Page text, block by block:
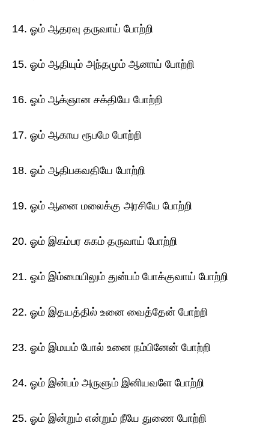
14. ஓம் ஆதரவு தருவாய் போற்றி
15. ஓம் ஆதியும் அந்தமும் ஆனாய் போற்றி
16. ஓம் ஆக்ஞான சக்தியே போற்றி
17. ஓம் ஆகாய ரூபமே போற்றி
18. ஓம் ஆதிபகவதியே போற்றி
19. ஓம் ஆனை மலைக்கு அரசியே போற்றி
20. ஓம் இகம்பர சுகம் தருவாய் போற்றி
21. ஓம் இம்மையிலும் துன்பம் போக்குவாய் போற்றி
22. ஓம் இதயத்தில் உனை வைத்தேன் போற்றி
23. ஓம் இமயம் போல் உனை நம்பினேன் போற்றி
24. ஓம் இன்பம் அருளும் இனியவளே போற்றி
25. ஓம் இன்றும் என்றும் நீயே துணை போற்றி